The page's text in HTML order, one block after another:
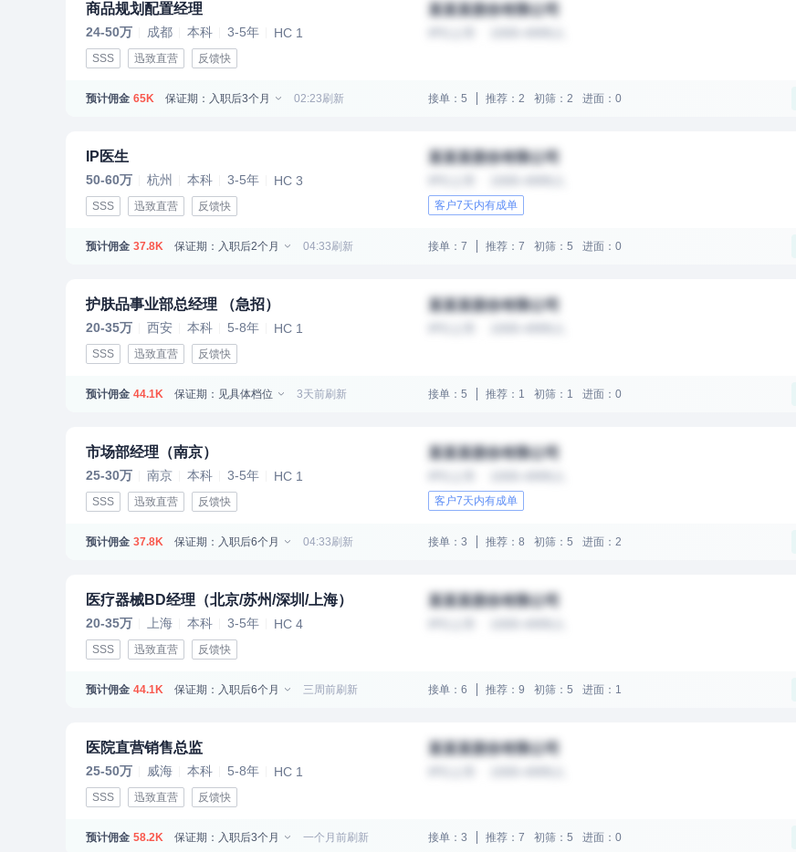
商品规划配置经理
24-50万 成都 本科 3-5年 HC 1
SSS 迅致直营 反馈快
某某某股份有限公司
预计佣金 65K 保证期：入职后3个月 02:23刷新 接单：5 推荐：2 初筛：2 进面：0
IP医生
50-60万 杭州 本科 3-5年 HC 3
SSS 迅致直营 反馈快
某某某股份有限公司
客户7天内有成单
预计佣金 37.8K 保证期：入职后2个月 04:33刷新 接单：7 推荐：7 初筛：5 进面：0
护肤品事业部总经理 （急招）
20-35万 西安 本科 5-8年 HC 1
SSS 迅致直营 反馈快
某某某股份有限公司
预计佣金 44.1K 保证期：见具体档位 3天前刷新 接单：5 推荐：1 初筛：1 进面：0
市场部经理（南京）
25-30万 南京 本科 3-5年 HC 1
SSS 迅致直营 反馈快
某某某股份有限公司
客户7天内有成单
预计佣金 37.8K 保证期：入职后6个月 04:33刷新 接单：3 推荐：8 初筛：5 进面：2
医疗器械BD经理（北京/苏州/深圳/上海）
20-35万 上海 本科 3-5年 HC 4
SSS 迅致直营 反馈快
某某某股份有限公司
预计佣金 44.1K 保证期：入职后6个月 三周前刷新 接单：6 推荐：9 初筛：5 进面：1
医院直营销售总监
25-50万 威海 本科 5-8年 HC 1
SSS 迅致直营 反馈快
某某某股份有限公司
预计佣金 58.2K 保证期：入职后3个月 一个月前刷新 接单：3 推荐：7 初筛：5 进面：0